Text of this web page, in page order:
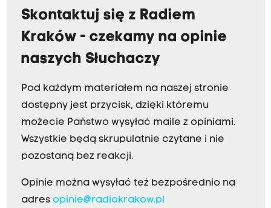
Skontaktuj się z Radiem
Kraków - czekamy na opinie
naszych Słuchaczy
Pod każdym materiałem na naszej stronie
dostępny jest przycisk, dzięki któremu
możecie Państwo wysyłać maile z opiniami.
Wszystkie będą skrupulatnie czytane i nie
pozostaną bez reakcji.
Opinie można wysyłać też bezpośrednio na
adres opinie@radiokrakow.pl